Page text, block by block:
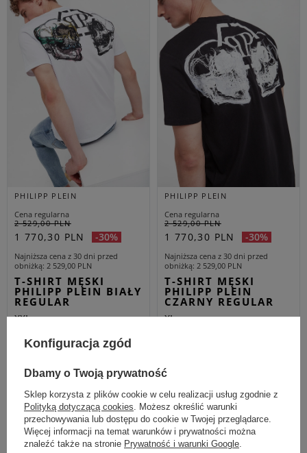
PHILIPP PLEIN
Cena regularna
2 529,00 PLN
1 770,30 PLN -30%
Najniższa cena z 30 dni przed
obniżką 2 529,00 PLN
T-SHIRT MĘSKI
PHILIPP PLEIN BIAŁY
REGULAR
XXL
PHILIPP PLEIN
Cena regularna
2 529,00 PLN
1 770,30 PLN -30%
Najniższa cena z 30 dni przed
obniżką 2 529,00 PLN
T-SHIRT MĘSKI
PHILIPP PLEIN
CZARNY REGULAR
XL
Wygodne T-shirty? Tylko w wersji
premium!
Kultowy T-shirt jest z nami już od ponad 100 lat, a jego barwna historia
wskazuje, że jest czymś więcej niż tylko częścią garderoby. Początkowo
noszony jako bielizna, z czasem stał się płótnem, na którym swoje
opinie wyrażali artyści i społecznicy oraz przestrzenią do... reklamy. A
obecnie? Nie potrafimy obejść się bez tych wygodnych i
Konfiguracja zgód
Dbamy o Twoją prywatność
Sklep korzysta z plików cookie w celu realizacji usług zgodnie z
Polityką dotyczącą cookies. Możesz określić warunki
przechowywania lub dostępu do cookie w Twojej przeglądarce.
Więcej informacji na temat warunków i prywatności można
znaleźć także na stronie Prywatność i warunki Google.